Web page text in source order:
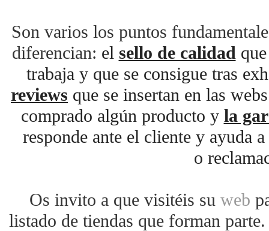
Son varios los puntos
diferencian: el sello de calidad
trabaja y que se consigue tras
reviews que se insertan en las
comprado algún producto y la
responde ante el cliente y ayuda
o
Os invito a que visitéis su web
listado de tiendas que forman